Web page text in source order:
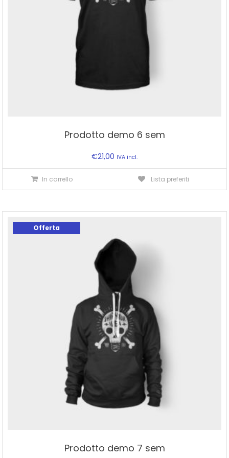
Prodotto demo 6 sem
€21,00 IVA incl.
In carrello Lista preferiti
Offerta
Prodotto demo 7 sem